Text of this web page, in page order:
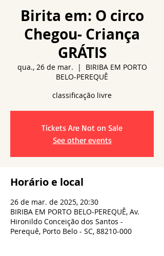
Birita em: O circo
Chegou- Criança
GRÁTIS
qua., 26 de mar.
  |
BIRIBA EM PORTO
BELO-PEREQUÊ
Tickets Are Not on Sale
See other events
Horário e local
26 de mar. de 2025, 20:30
BIRIBA EM PORTO BELO-PEREQUÊ, Av.
Hironildo Conceição dos Santos -
Perequê, Porto Belo - SC, 88210-000